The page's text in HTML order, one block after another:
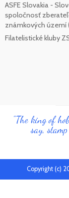
ASFE Slovakia -
spoločnosť
známkových území
Filatelistické kluby
"The king of
say,
Copyright (c)